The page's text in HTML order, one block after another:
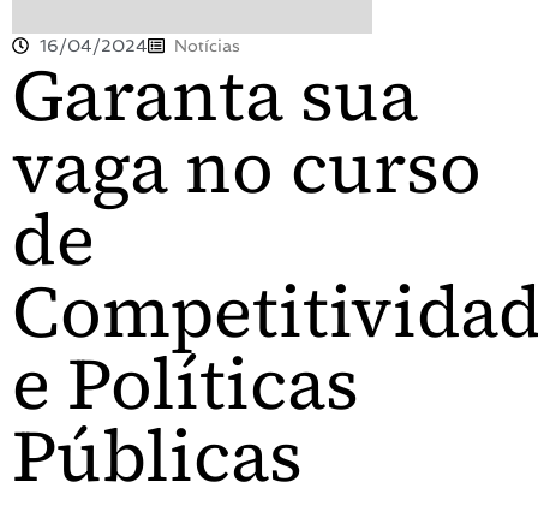
16/04/2024 Notícias
Garanta sua
vaga no curso
de
e Políticas
Públicas